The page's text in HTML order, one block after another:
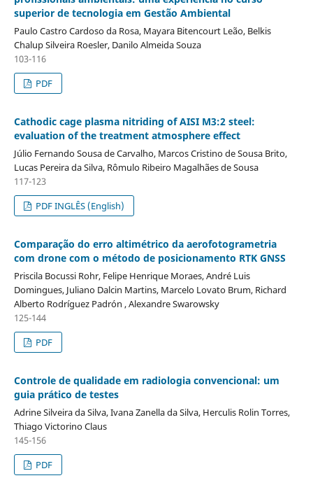
superior de tecnologia em Gestão Ambiental
Paulo Castro Cardoso da Rosa, Mayara Bitencourt Leão, Belkis
Chalup Silveira Roesler, Danilo Almeida Souza
103-116
PDF
Cathodic cage plasma nitriding of AISI M3:2 steel:
evaluation of the treatment atmosphere effect
Júlio Fernando Sousa de Carvalho, Marcos Cristino de Sousa Brito,
Lucas Pereira da Silva, Rômulo Ribeiro Magalhães de Sousa
117-123
PDF INGLÊS (English)
Comparação do erro altimétrico da aerofotogrametria
com drone com o método de posicionamento RTK GNSS
Priscila Bocussi Rohr, Felipe Henrique Moraes, André Luis
Domingues, Juliano Dalcin Martins, Marcelo Lovato Brum, Richard
Alberto Rodríguez Padrón , Alexandre Swarowsky
125-144
PDF
Controle de qualidade em radiologia convencional: um
guia prático de testes
Adrine Silveira da Silva, Ivana Zanella da Silva, Herculis Rolin Torres,
Thiago Victorino Claus
145-156
PDF